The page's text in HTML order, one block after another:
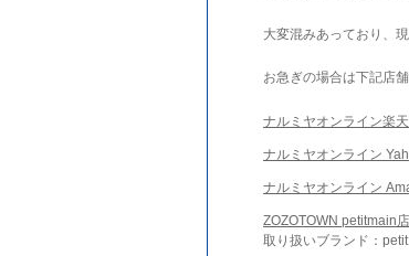
大変混みあっており、
お急ぎの場合は下記店
ナルミヤオンライン楽
ナルミヤオンライン
ナルミヤオンライン
ZOZOTOWN petitmain店
取り扱いブランド：